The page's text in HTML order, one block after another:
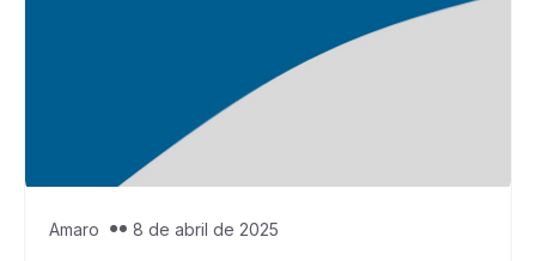
Amaro 8 de abril de 2025